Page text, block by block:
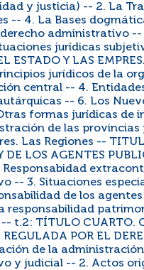
y justicia) -- 2. La
-- 4. La Bases
administrativo --
jurídicas
ESTADO Y LAS
jurídicos de la
central -- 4.
-- 6. Los
formas jurídicas de
de las provincias
Las Regiones --
DE LOS AGENTES
-- 3. Situaciones
de los
responsabilidad
t.2: TÍTULO CUARTO.
POR EL
de la
y judicial -- 2. Actos